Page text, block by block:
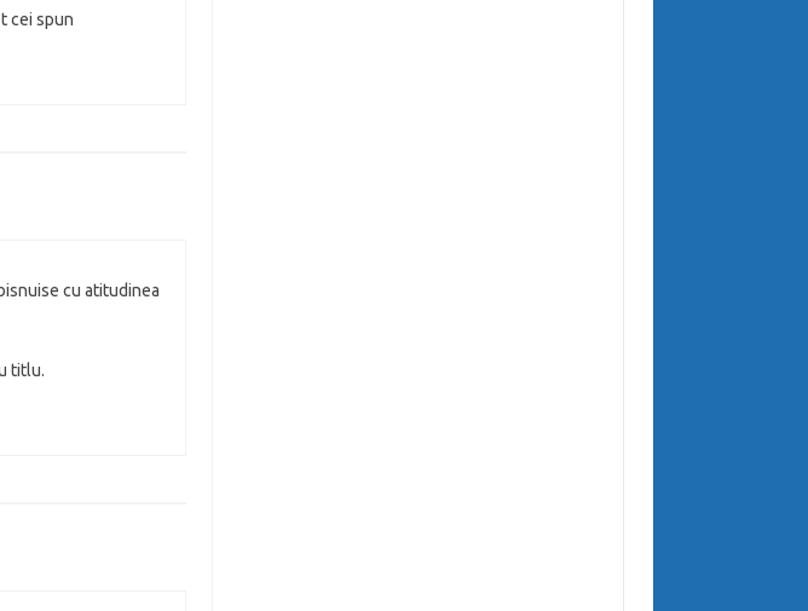
cei spun
cu atitudinea
titlu.